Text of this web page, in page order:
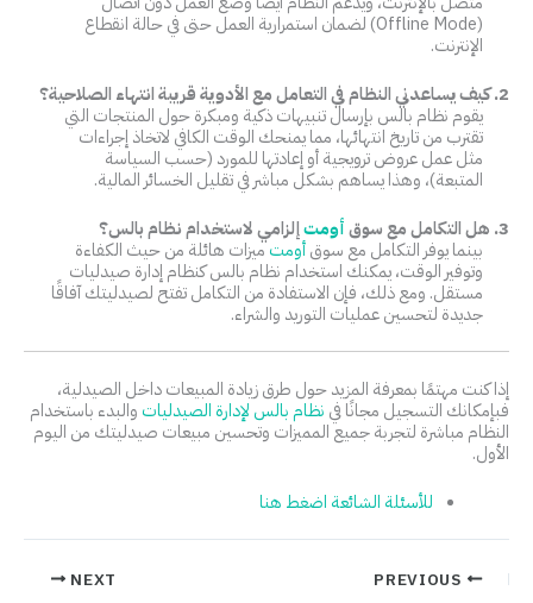
(Offline Mode) لضمان استمرارية العمل حتى في حالة انقطاع
الإنترنت.
2. كيف يساعدني النظام في التعامل مع الأدوية قريبة انتهاء الصلاحية؟
يقوم نظام بالس بإرسال تنبيهات ذكية ومبكرة حول المنتجات التي
تقترب من تاريخ انتهائها، مما يمنحك الوقت الكافي لاتخاذ إجراءات
مثل عمل عروض ترويجية أو إعادتها للمورد (حسب السياسة
المتبعة)، وهذا يساهم بشكل مباشر في تقليل الخسائر المالية.
3. هل التكامل مع سوق
أومتإلزامي لاستخدام نظام بالس؟
بينما يوفر التكامل مع سوقأومتميزات هائلة من حيث الكفاءة
وتوفير الوقت، يمكنك استخدام نظام بالس كنظام إدارة صيدليات
مستقل. ومع ذلك، فإن الاستفادة من التكامل تفتح لصيدليتك آفاقًا
جديدة لتحسين عمليات التوريد والشراء.
إذا كنت مهتمًا بمعرفة المزيد حول طرق زيادة المبيعات داخل الصيدلية،
فبإمكانك التسجيل مجانًا في نظام بالس لإدارة الصيدليات والبدء باستخدام
النظام مباشرة لتجربة جميع المميزات وتحسين مبيعات صيدليتك من اليوم
الأول.
للأسئلة الشائعة اضغط هنا
NEXT